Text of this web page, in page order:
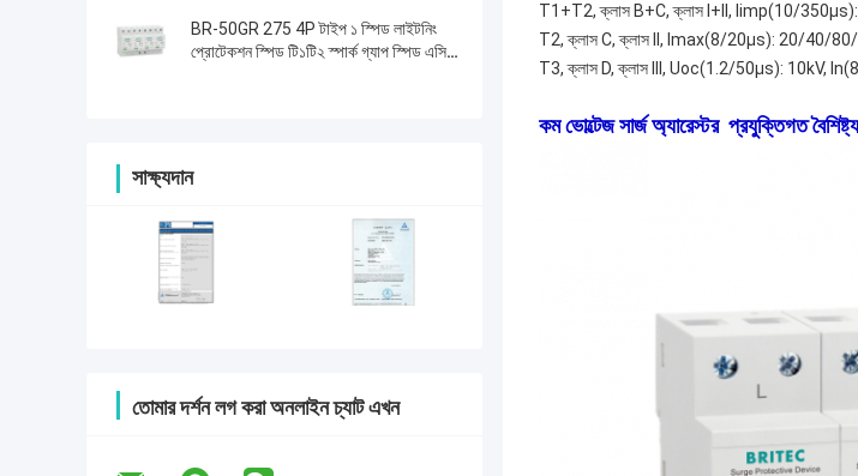
BR-50GR 275 4P টাইপ ১ স্পিড লাইটনিং
প্রোটেকশন স্পিড টি১টি২ স্পার্ক গ্যাপ স্পিড এসি
সাক্ষ্যদান
তোমার দর্শন লগ করা অনলাইন চ্যাট এখন
T1+T2, ক্লাস B+C, ক্লাস I+II, Iimp(10/
T2, ক্লাস C, ক্লাস II, Imax(8/20µs): 20/40/
T3, ক্লাস D, ক্লাস III, Uoc(1.2/50µs): 10kV,
কম ভোল্টেজ সার্জ অ্যারেস্টর প্রযুক্তিগত